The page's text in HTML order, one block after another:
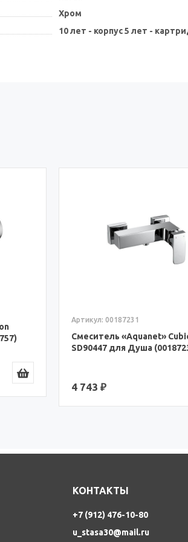
Хром
10 лет - корпус 5 лет -
Смеситель «Aquanet»
30СW для Душа, Хром,
(00216777)
КОНТАКТЫ
+7 (912) 476-10-80
u_stasa30@mail.ru